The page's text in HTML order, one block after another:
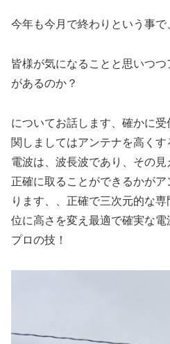
今年も今月で終わりという事で
皆様が気になることと思いつ
があるのか？
についてお話します、確かに
関しましてはアンテナを高くす
電波は、波長波であり、その
正確に取ることができるかが
ります、、正確で三次元的な
位に高さを変え最適で確実な電
プロの技！